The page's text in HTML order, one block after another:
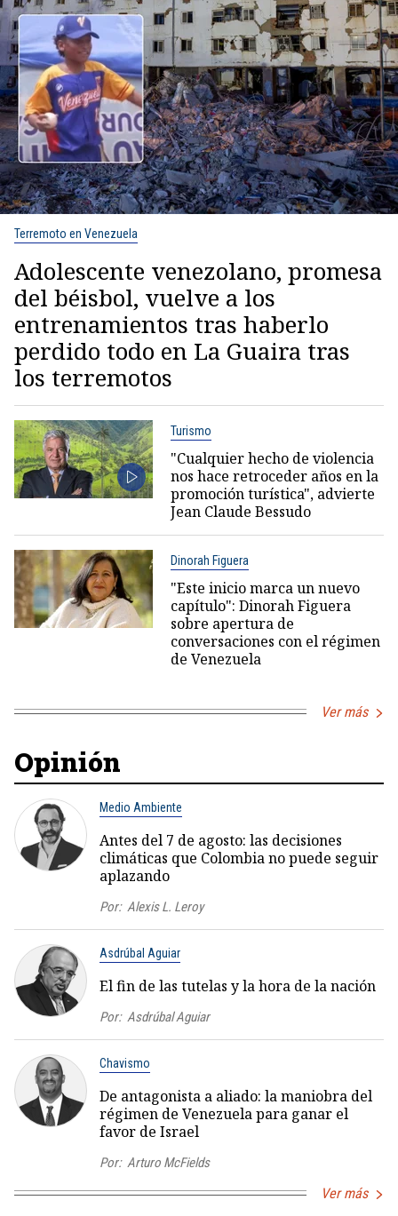
Terremoto en Venezuela
Adolescente venezolano, promesa
del béisbol, vuelve a los
entrenamientos tras haberlo
perdido todo en La Guaira tras
los terremotos
Turismo
"Cualquier hecho de violencia
nos hace retroceder años en la
promoción turística", advierte
Jean Claude Bessudo
Dinorah Figuera
"Este inicio marca un nuevo
capítulo": Dinorah Figuera
sobre apertura de
conversaciones con el régimen
de Venezuela
Ver más
Opinión
Medio Ambiente
Antes del 7 de agosto: las decisiones
climáticas que Colombia no puede seguir
aplazando
Por: Alexis L. Leroy
Asdrúbal Aguiar
El fin de las tutelas y la hora de la nación
Por: Asdrúbal Aguiar
Chavismo
De antagonista a aliado: la maniobra del
régimen de Venezuela para ganar el
favor de Israel
Por: Arturo McFields
Ver más